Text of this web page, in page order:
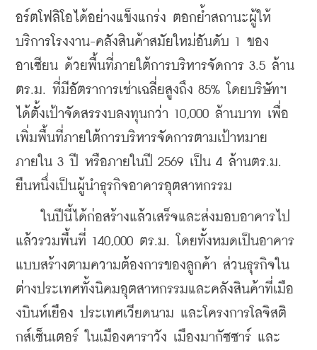
อร์ตโฟลิโอได้อย่างแข็งแกร่ง ตอกย้ำสถานะผู้ให้
บริการโรงงาน-คลังสินค้าสมัยใหม่อันดับ 1 ของ
อาเซียน ด้วยพื้นที่ภายใต้การบริหารจัดการ 3.5 ล้าน
ตร.ม. ที่มีอัตราการเช่าเฉลี่ยสูงถึง 85% โดยบริษัทฯ
ได้ตั้งเป้าจัดสรรงบลงทุนกว่า 10,000 ล้านบาท เพื่อ
เพิ่มพื้นที่ภายใต้การบริหารจัดการตามเป้าหมาย
ภายใน 3 ปี หรือภายในปี 2569 เป็น 4 ล้านตร.ม.
ยืนหนึ่งเป็นผู้นำธุรกิจอาคารอุตสาหกรรม
ในปีนี้ได้ก่อสร้างแล้วเสร็จและส่งมอบอาคารไป
แล้วรวมพื้นที่ 140,000 ตร.ม. โดยทั้งหมดเป็นอาคาร
แบบสร้างตามความต้องการของลูกค้า ส่วนธุรกิจใน
ต่างประเทศทั้งนิคมอุตสาหกรรมและคลังสินค้าที่เมือ
งบินห์เยือง ประเทศเวียดนาม และโครงการโลจิสติ
กส์เซ็นเตอร์ ในเมืองคาราวัง เมืองมากัซซาร์ และ